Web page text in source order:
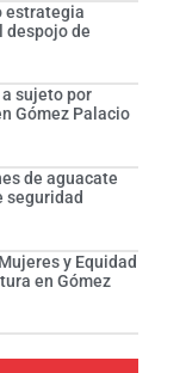
estrategia
despojo de
sujeto por
Gómez Palacio
de aguacate
seguridad
y Equidad
en Gómez